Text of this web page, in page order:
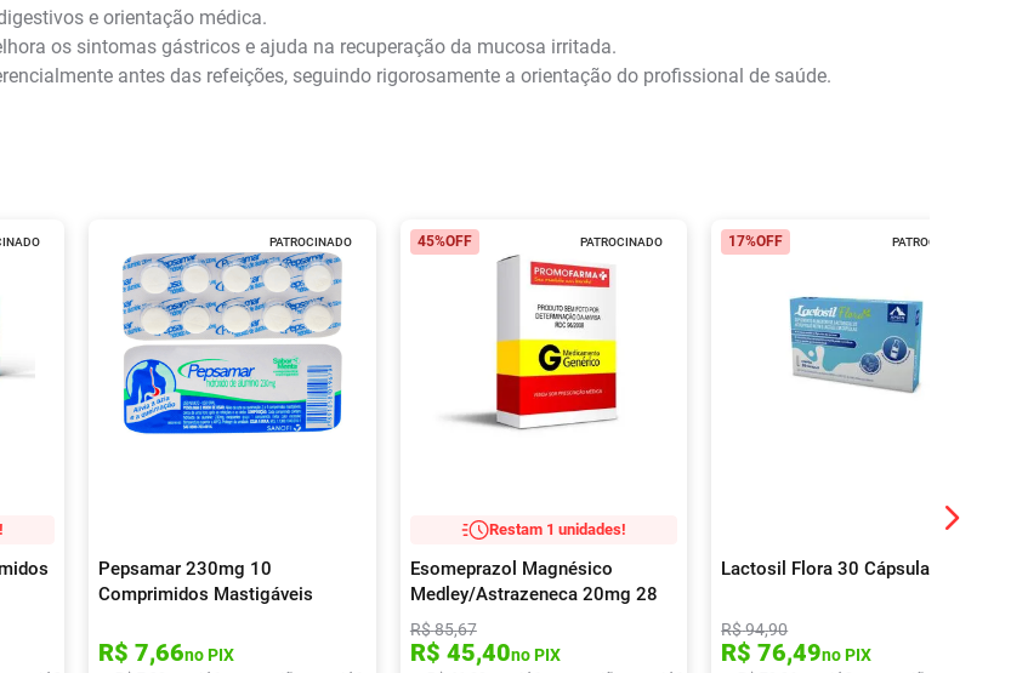
e orientação médica.
os sintomas gástricos e ajuda na recuperação da mucosa irritada.
antes das refeições, seguindo rigorosamente a orientação do profissional de saúde.
PATROCINADO
Pepsamar 230mg 10
Comprimidos Mastigáveis
R$ 7,66no PIX
PATROCINADO
45%OFF
Restam 1 unidades!
Esomeprazol Magnésico
Medley/Astrazeneca 20mg 28
comprimidos
R$85,67
R$ 45,40no PIX
PATROCINADO
17%OFF
Lactosil Flora 30 Cápsulas
R$94,90
R$ 76,49no PIX